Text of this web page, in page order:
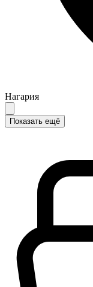
Нагария
Показать ещё